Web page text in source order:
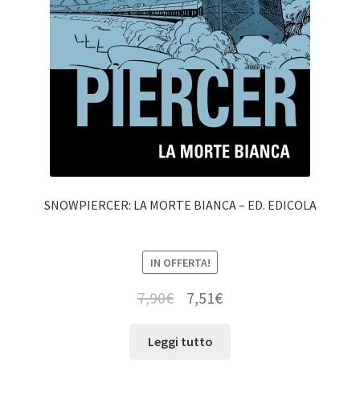
SNOWPIERCER: LA MORTE BIANCA – ED. EDICOLA
IN OFFERTA!
7,90€ 7,51€
Leggi tutto